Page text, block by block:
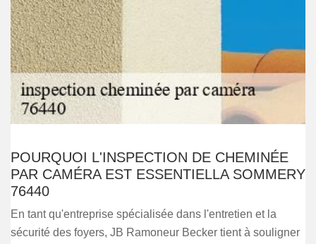
POURQUOI L'INSPECTION DE CHEMINÉE
PAR CAMÉRA EST ESSENTIELLA SOMMERY
76440
En tant qu'entreprise spécialisée dans l'entretien et la
sécurité des foyers, JB Ramoneur Becker tient à souligner